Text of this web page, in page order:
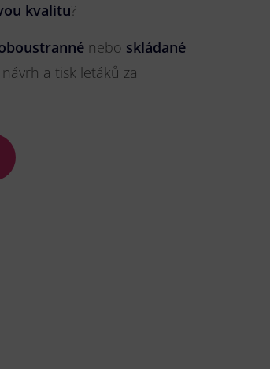
kvalitu?
nebo skládané
a tisk letáků za